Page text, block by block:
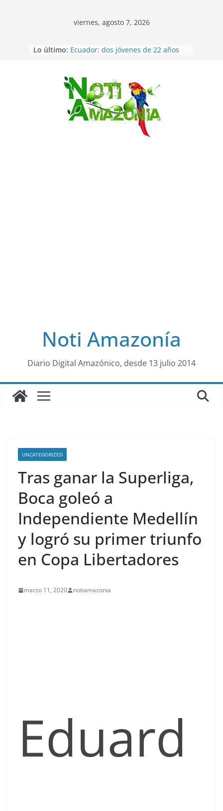
Saltar
al
viernes, agosto 7, 2026
Lo último: La “deuda de sueño”: una alerta
Ecuador: dos jóvenes de 22 años
desaparecidos fueron encontrados
muertos en Puerto lopez
Sentencian a 34 años de prisión a
implicados en caso de Alison,
Vozinha, el arquero sensación de
Noti Amazonía
Diario Digital Amazónico, desde 13 julio 2014
UNCATEGORIZED
Tras ganar la Superliga,
Boca goleó a
Independiente Medellín
y logró su primer triunfo
en Copa Libertadores
marzo 11, 2020 notiamazonia
Eduard